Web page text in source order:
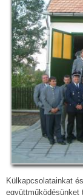
Külkapcsolatainkat
együttműködésünket